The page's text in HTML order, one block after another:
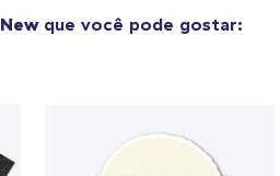
Newque você pode gostar: